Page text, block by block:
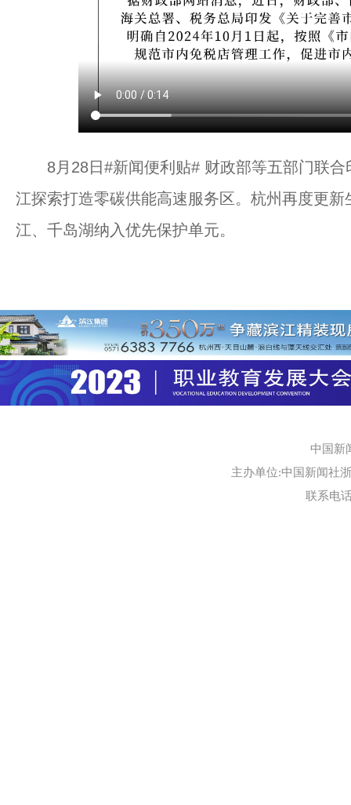
8月28日#新闻便利贴# 财政部等五部门联合
江探索打造零碳供能高速服务区。杭州再度更
江、千岛湖纳入优先保护单元。
中国新
主办单位:中国新闻社
联系电